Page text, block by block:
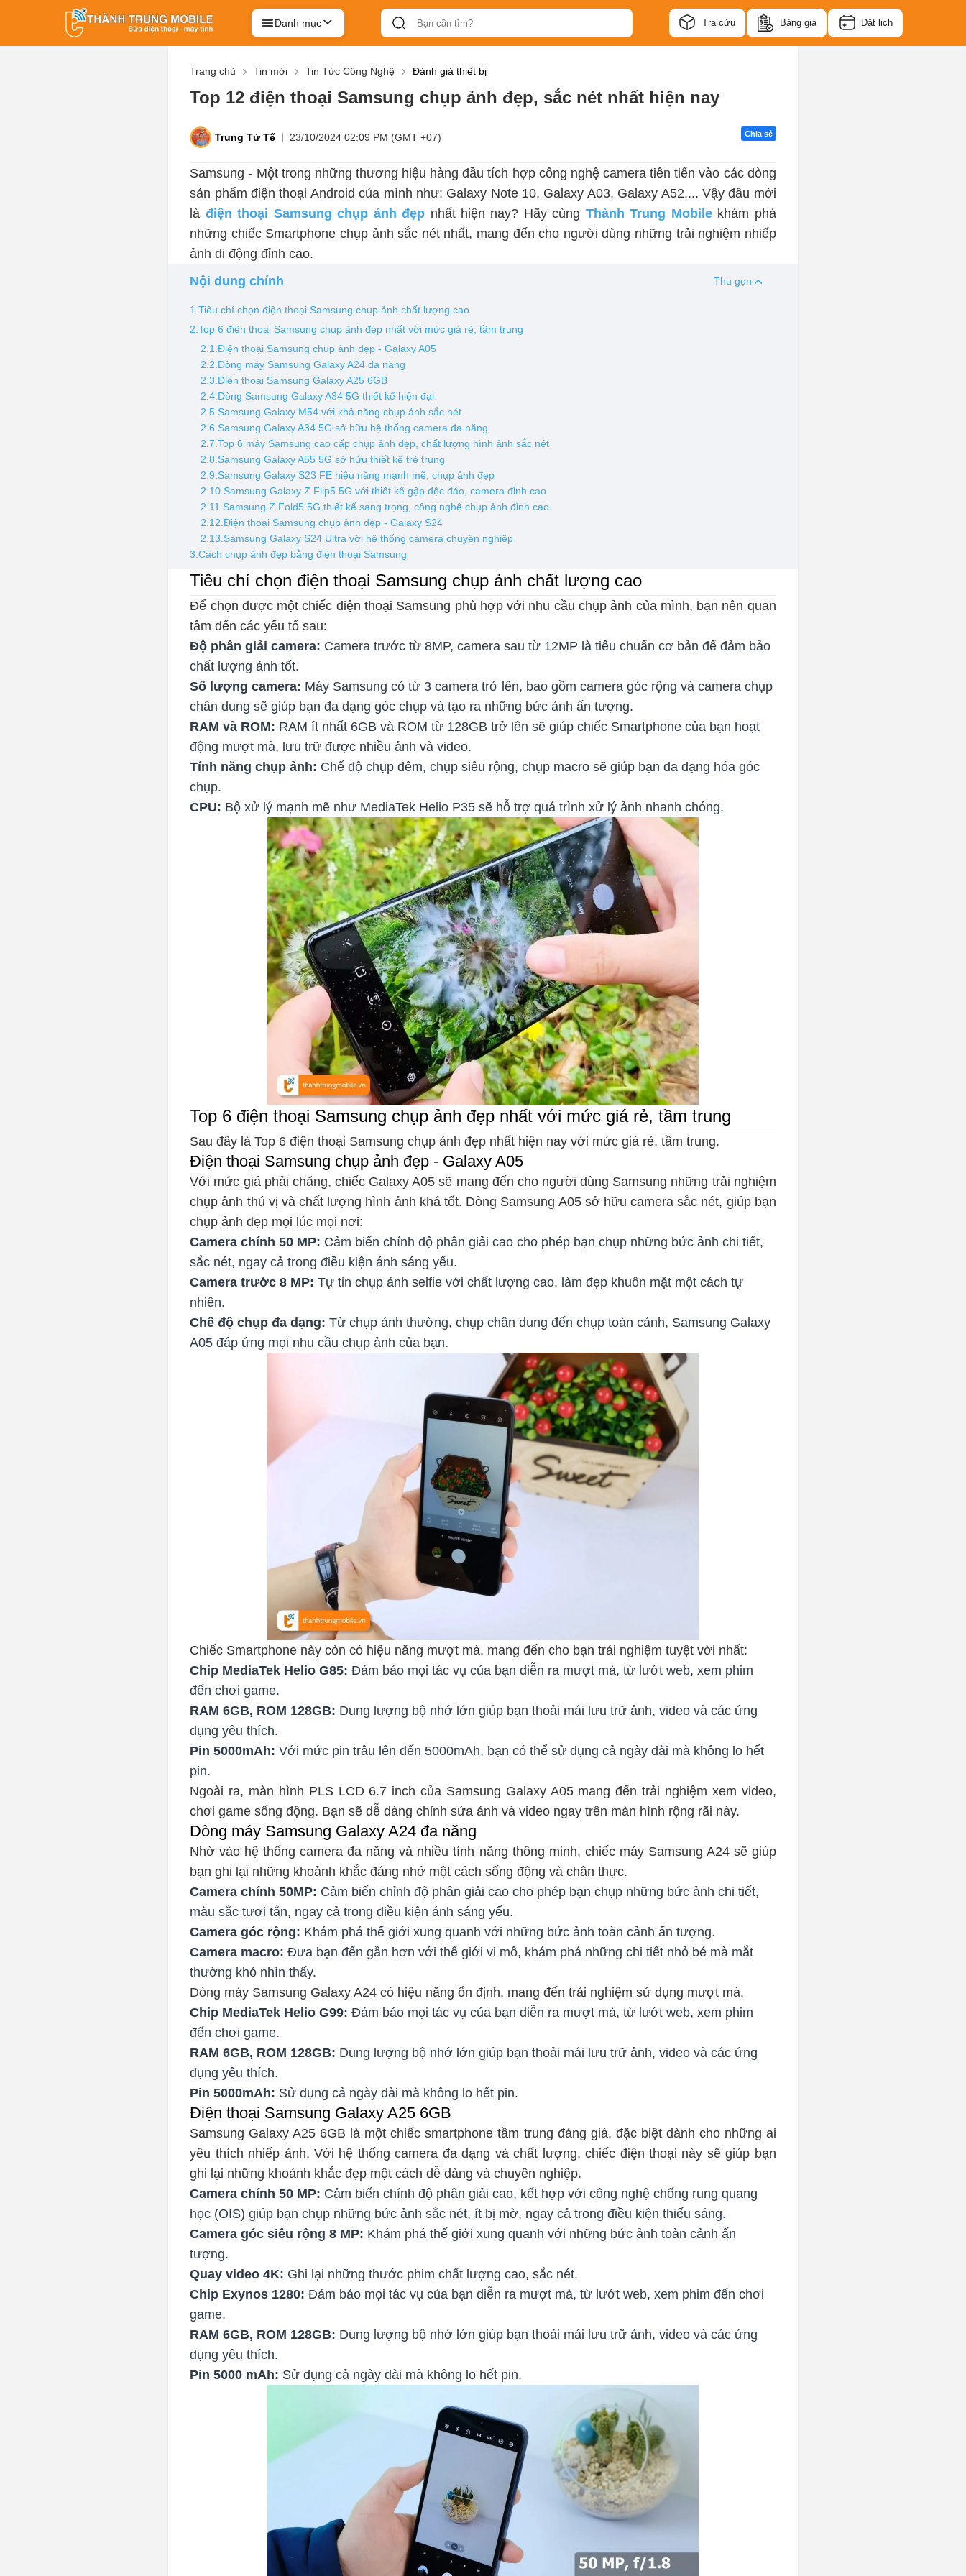
Danh mục Tra cứu Bảng giá Đặt lịch
Trang chủ Tin mới Tin Tức Công Nghệ Đánh giá thiết bị
Top 12 điện thoại Samsung chụp ảnh đẹp, sắc nét nhất hiện nay
Trung Tử Tế 23/10/2024 02:09 PM (GMT +07) Chia sẻ
Samsung - Một trong những thương hiệu hàng đầu tích hợp công nghệ camera tiên tiến vào các dòng
sản phẩm điện thoại Android của mình như: Galaxy Note 10, Galaxy A03, Galaxy A52,... Vậy đâu mới
là điện thoại Samsung chụp ảnh đẹp nhất hiện nay? Hãy cùng Thành Trung Mobilekhám phá
những chiếc Smartphone chụp ảnh sắc nét nhất, mang đến cho người dùng những trải nghiệm nhiếp
ảnh di động đỉnh cao.
Nội dung chính
Thu gọn
1.Tiêu chí chọn điện thoại Samsung chụp ảnh chất lượng cao
2.Top 6 điện thoại Samsung chụp ảnh đẹp nhất với mức giá rẻ, tầm trung
2.1.Điện thoại Samsung chụp ảnh đẹp - Galaxy A05
2.2.Dòng máy Samsung Galaxy A24 đa năng
2.3.Điện thoại Samsung Galaxy A25 6GB
2.4.Dòng Samsung Galaxy A34 5G thiết kế hiện đại
2.5.Samsung Galaxy M54 với khả năng chụp ảnh sắc nét
2.6.Samsung Galaxy A34 5G sở hữu hệ thống camera đa năng
2.7.Top 6 máy Samsung cao cấp chụp ảnh đẹp, chất lượng hình ảnh sắc nét
2.8.Samsung Galaxy A55 5G sở hữu thiết kế trẻ trung
2.9.Samsung Galaxy S23 FE hiệu năng mạnh mẽ, chụp ảnh đẹp
2.10.Samsung Galaxy Z Flip5 5G với thiết kế gập độc đáo, camera đỉnh cao
2.11.Samsung Z Fold5 5G thiết kế sang trọng, công nghệ chụp ảnh đỉnh cao
2.12.Điện thoại Samsung chụp ảnh đẹp - Galaxy S24
2.13.Samsung Galaxy S24 Ultra với hệ thống camera chuyên nghiệp
3.Cách chụp ảnh đẹp bằng điện thoại Samsung
Tiêu chí chọn điện thoại Samsung chụp ảnh chất lượng cao
Để chọn được một chiếc điện thoại Samsung phù hợp với nhu cầu chụp ảnh của mình, bạn nên quan
tâm đến các yếu tố sau:
Độ phân giải camera: Camera trước từ 8MP, camera sau từ 12MP là tiêu chuẩn cơ bản để đảm bảo
chất lượng ảnh tốt.
Số lượng camera: Máy Samsung có từ 3 camera trở lên, bao gồm camera góc rộng và camera chụp
chân dung sẽ giúp bạn đa dạng góc chụp và tạo ra những bức ảnh ấn tượng.
RAM và ROM: RAM ít nhất 6GB và ROM từ 128GB trở lên sẽ giúp chiếc Smartphone của bạn hoạt
động mượt mà, lưu trữ được nhiều ảnh và video.
Tính năng chụp ảnh: Chế độ chụp đêm, chụp siêu rộng, chụp macro sẽ giúp bạn đa dạng hóa góc
chụp.
CPU: Bộ xử lý mạnh mẽ như MediaTek Helio P35 sẽ hỗ trợ quá trình xử lý ảnh nhanh chóng.
Top 6 điện thoại Samsung chụp ảnh đẹp nhất với mức giá rẻ, tầm trung
Sau đây là Top 6 điện thoại Samsung chụp ảnh đẹp nhất hiện nay với mức giá rẻ, tầm trung.
Điện thoại Samsung chụp ảnh đẹp - Galaxy A05
Với mức giá phải chăng, chiếc Galaxy A05 sẽ mang đến cho người dùng Samsung những trải nghiệm
chụp ảnh thú vị và chất lượng hình ảnh khá tốt. Dòng Samsung A05 sở hữu camera sắc nét, giúp bạn
chụp ảnh đẹp mọi lúc mọi nơi:
Camera chính 50 MP: Cảm biến chính độ phân giải cao cho phép bạn chụp những bức ảnh chi tiết,
sắc nét, ngay cả trong điều kiện ánh sáng yếu.
Camera trước 8 MP: Tự tin chụp ảnh selfie với chất lượng cao, làm đẹp khuôn mặt một cách tự
nhiên.
Chế độ chụp đa dạng: Từ chụp ảnh thường, chụp chân dung đến chụp toàn cảnh, Samsung Galaxy
A05 đáp ứng mọi nhu cầu chụp ảnh của bạn.
Chiếc Smartphone này còn có hiệu năng mượt mà, mang đến cho bạn trải nghiệm tuyệt vời nhất:
Chip MediaTek Helio G85: Đảm bảo mọi tác vụ của bạn diễn ra mượt mà, từ lướt web, xem phim
đến chơi game.
RAM 6GB, ROM 128GB: Dung lượng bộ nhớ lớn giúp bạn thoải mái lưu trữ ảnh, video và các ứng
dụng yêu thích.
Pin 5000mAh: Với mức pin trâu lên đến 5000mAh, bạn có thể sử dụng cả ngày dài mà không lo hết
pin.
Ngoài ra, màn hình PLS LCD 6.7 inch của Samsung Galaxy A05 mang đến trải nghiệm xem video,
chơi game sống động. Bạn sẽ dễ dàng chỉnh sửa ảnh và video ngay trên màn hình rộng rãi này.
Dòng máy Samsung Galaxy A24 đa năng
Nhờ vào hệ thống camera đa năng và nhiều tính năng thông minh, chiếc máy Samsung A24 sẽ giúp
bạn ghi lại những khoảnh khắc đáng nhớ một cách sống động và chân thực.
Camera chính 50MP: Cảm biến chỉnh độ phân giải cao cho phép bạn chụp những bức ảnh chi tiết,
màu sắc tươi tắn, ngay cả trong điều kiện ánh sáng yếu.
Camera góc rộng: Khám phá thế giới xung quanh với những bức ảnh toàn cảnh ấn tượng.
Camera macro: Đưa bạn đến gần hơn với thế giới vi mô, khám phá những chi tiết nhỏ bé mà mắt
thường khó nhìn thấy.
Dòng máy Samsung Galaxy A24 có hiệu năng ổn định, mang đến trải nghiệm sử dụng mượt mà.
Chip MediaTek Helio G99: Đảm bảo mọi tác vụ của bạn diễn ra mượt mà, từ lướt web, xem phim
đến chơi game.
RAM 6GB, ROM 128GB: Dung lượng bộ nhớ lớn giúp bạn thoải mái lưu trữ ảnh, video và các ứng
dụng yêu thích.
Pin 5000mAh: Sử dụng cả ngày dài mà không lo hết pin.
Điện thoại Samsung Galaxy A25 6GB
Samsung Galaxy A25 6GB là một chiếc smartphone tầm trung đáng giá, đặc biệt dành cho những ai
yêu thích nhiếp ảnh. Với hệ thống camera đa dạng và chất lượng, chiếc điện thoại này sẽ giúp bạn
ghi lại những khoảnh khắc đẹp một cách dễ dàng và chuyên nghiệp.
Camera chính 50 MP: Cảm biến chính độ phân giải cao, kết hợp với công nghệ chống rung quang
học (OIS) giúp bạn chụp những bức ảnh sắc nét, ít bị mờ, ngay cả trong điều kiện thiếu sáng.
Camera góc siêu rộng 8 MP: Khám phá thế giới xung quanh với những bức ảnh toàn cảnh ấn
tượng.
Quay video 4K: Ghi lại những thước phim chất lượng cao, sắc nét.
Chip Exynos 1280: Đảm bảo mọi tác vụ của bạn diễn ra mượt mà, từ lướt web, xem phim đến chơi
game.
RAM 6GB, ROM 128GB: Dung lượng bộ nhớ lớn giúp bạn thoải mái lưu trữ ảnh, video và các ứng
dụng yêu thích.
Pin 5000 mAh: Sử dụng cả ngày dài mà không lo hết pin.